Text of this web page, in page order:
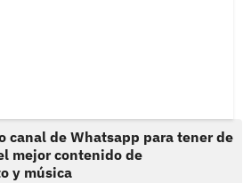
canal de Whatsapp para tener de
mejor contenido de
y música